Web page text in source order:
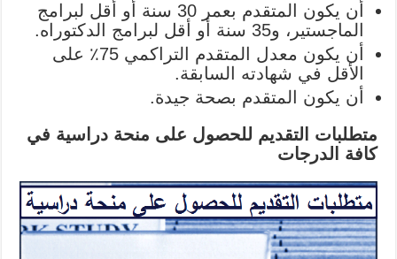
أن يكون المتقدم بعمر 30 سنة أو أقل لبرامج
الماجستير، و35 سنة أو أقل لبرامج الدكتوراه.
أن يكون معدل المتقدم التراكمي 75٪ على
الأقل في شهادته السابقة.
أن يكون المتقدم بصحة جيدة.
متطلبات التقديم للحصول على منحة دراسية في
كافة الدرجات